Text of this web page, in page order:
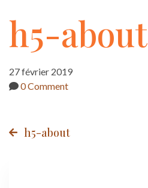
h5-
about
h5-about
27 février 2019
0 Comment
Post
h5-about